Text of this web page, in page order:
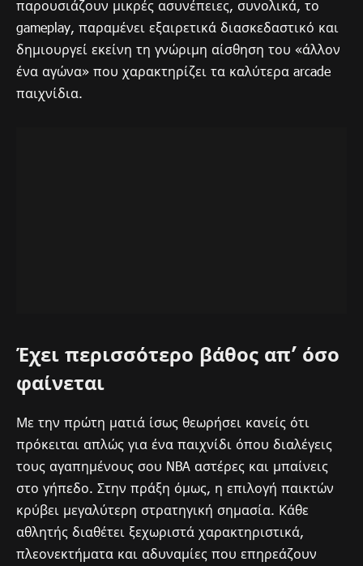
παρουσιάζουν μικρές ασυνέπειες, συνολικά, το
gameplay, παραμένει εξαιρετικά διασκεδαστικό και
δημιουργεί εκείνη τη γνώριμη αίσθηση του «άλλον
ένα αγώνα» που χαρακτηρίζει τα καλύτερα arcade
παιχνίδια.
Έχει περισσότερο βάθος απ’ όσο
φαίνεται
Με την πρώτη ματιά ίσως θεωρήσει κανείς ότι
πρόκειται απλώς για ένα παιχνίδι όπου διαλέγεις
τους αγαπημένους σου NBA αστέρες και μπαίνεις
στο γήπεδο. Στην πράξη όμως, η επιλογή παικτών
κρύβει μεγαλύτερη στρατηγική σημασία. Κάθε
αθλητής διαθέτει ξεχωριστά χαρακτηριστικά,
πλεονεκτήματα και αδυναμίες που επηρεάζουν